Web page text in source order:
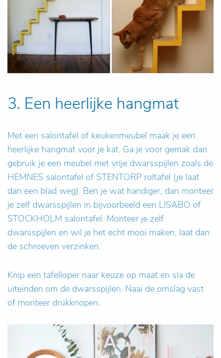
3. Een heerlijke hangmat
Met een salontafel of keukenmeubel maak je een
heerlijke hangmat voor je kat. Ga je voor gemak dan
gebruik je een meubel met vrije dwarsspijlen zoals de
HEMNES salontafel of STENTORP roltafel (je laat
dan een blad weg). Ben je wat handiger, dan monteer
je zelf dwarsspijlen in bijvoorbeeld een LISABO of
STOCKHOLM salontafel. Monteer je zelf
dwarsspijlen en wil je het echt mooi maken, laat dan
de schroeven verzinken.
Knip een tafelloper naar keuze op maat en sla de
uiteinden om de dwarsspijlen. Naai de omslag vast
of monteer drukknopen.